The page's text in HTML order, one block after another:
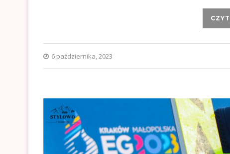
6 października, 2023